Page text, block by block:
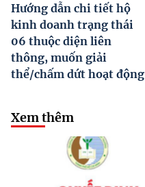
Hướng dẫn chi tiết hộ
kinh doanh trạng thái
06 thuộc diện liên
thông, muốn giải
thể/chấm dứt hoạt động
Xem thêm